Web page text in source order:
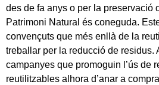
des de fa anys o per la preservació
Patrimoni Natural és coneguda.
convençuts que més enllà de la
treballar per la reducció de residus.
campanyes que promoguin l’ús de
reutilitzables alhora d’anar a